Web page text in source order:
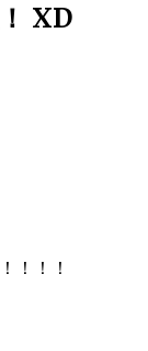
XD
！！！